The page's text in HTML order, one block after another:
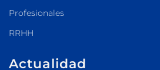
Profesionales
RRHH
Actualidad